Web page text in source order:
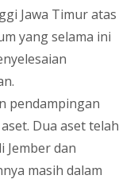
Jawa Timur atas
yang selama ini
pendampingan
Dua aset telah
Jember dan
masih dalam